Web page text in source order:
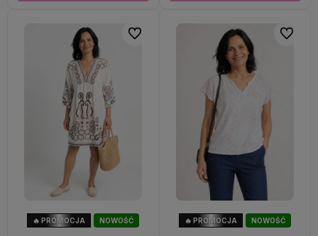
NOWOŚĆ
🔥 PROMOCJA
Do ulubionych
NOWOŚĆ
🔥 PROMOCJA
Do